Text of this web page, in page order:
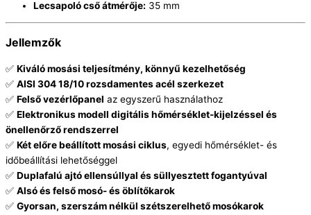
Lecsapoló cső átmérője: 35 mm
Jellemzők
✅ Kiváló mosási teljesítmény, könnyű kezelhetőség
✅ AISI 304 18/10 rozsdamentes acél szerkezet
✅ Felső vezérlőpanel az egyszerű használathoz
✅ Elektronikus modell digitális hőmérséklet-kijelzéssel és
önellenőrző rendszerrel
✅ Két előre beállított mosási ciklus, egyedi hőmérséklet- és
időbeállítási lehetőséggel
✅ Duplafalú ajtó ellensúllyal és süllyesztett fogantyúval
✅ Alsó és felső mosó- és öblítőkarok
✅ Gyorsan, szerszám nélkül szétszerelhető mosókarok